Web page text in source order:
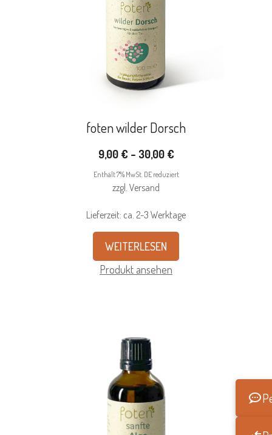
foten wilder Dorsch
9,00 € – 30,00 €Preisspanne:
9,00 €
Enthält 7% MwSt. DE reduziert
zzgl. Versand
Lieferzeit: ca. 2-3 Werktage
WEITERLESEN
Produkt ansehen